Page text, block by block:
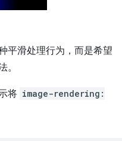
平滑处理行为，而是希望
。
将 image-rendering: